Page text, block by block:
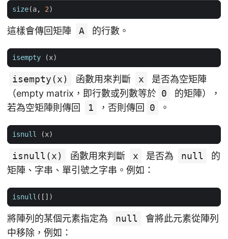
size(a, 2)
這樣會傳回矩陣 A 的行數。
isempty (x)
isempty(x) 函數用來判斷 x
是否為空矩陣
（empty matrix，即行數或列數等於 0
的矩陣），
若為空矩陣則傳回
1 ，否則傳回 0 。
isnull (x)
isnull(x) 函數用來判斷 x 是否為 null
的
矩陣、字串、單引號之字串。例如：
isnull ([])
將陣列的某個元素指定為 null
會將此元素從陣列
中移除，例如：